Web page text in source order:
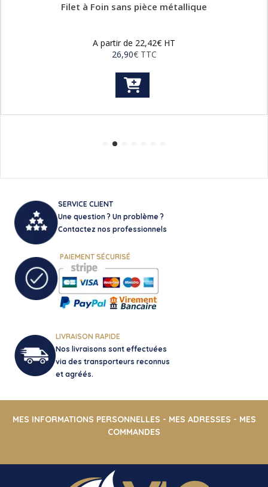
Filet à Foin sans pièce métallique
A partir de 22,42€ HT
26,90€ TTC
plusieurs
être
la
page
SERVICE CLIENT
Une question ? Un problème ?
Contactez nos professionnels
PAIEMENT SÉCURISÉ
LIVRAISON RAPIDE
Nos livraisons sont effectuées
via des transporteurs reconnus
et agréés.
MES INFORMATIONS PERSONNELLES - MES ADRESSES - MES
COMMANDES